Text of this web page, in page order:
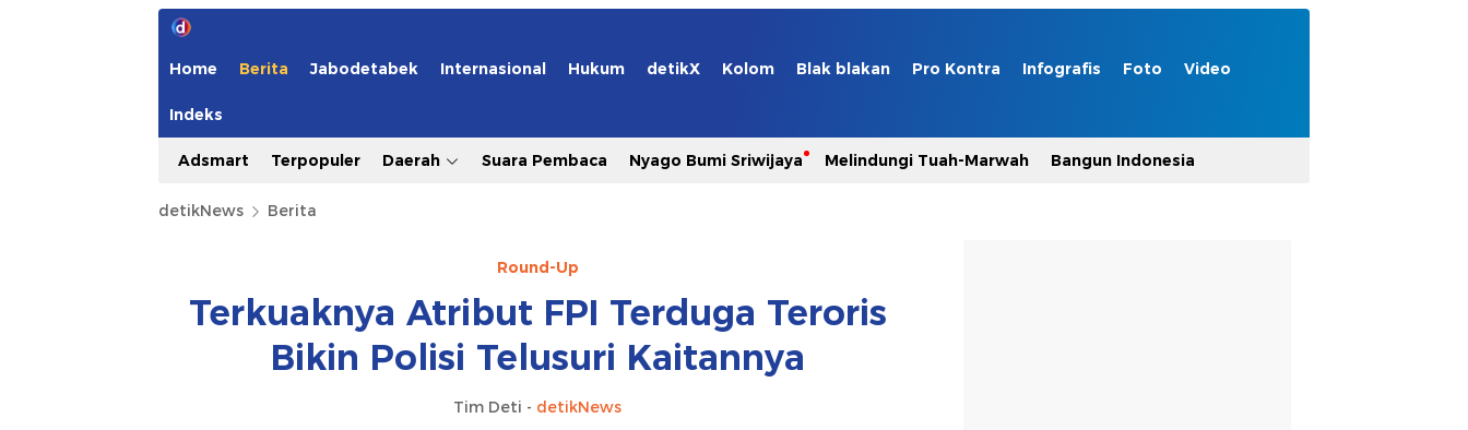
Home Berita Jabodetabek Internasional Hukum detikX Kolom Blak blakan Pro Kontra Infografis Foto Video
Indeks
Adsmart Terpopuler Daerah Suara Pembaca Nyago Bumi Sriwijaya Melindungi Tuah-Marwah Bangun Indonesia
detikNews Berita
Round-Up
Terkuaknya Atribut FPI Terduga Teroris
Bikin Polisi Telusuri Kaitannya
Tim Deti - detikNews